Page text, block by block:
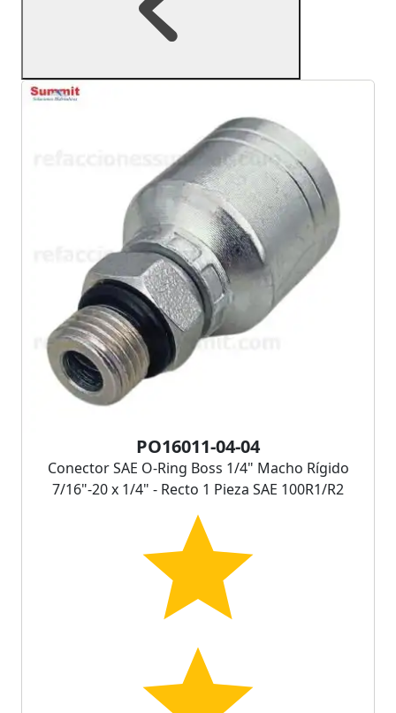
PO16011-04-04
Conector SAE O-Ring Boss 1/4" Macho Rígido
7/16"-20 x 1/4" - Recto 1 Pieza SAE 100R1/R2